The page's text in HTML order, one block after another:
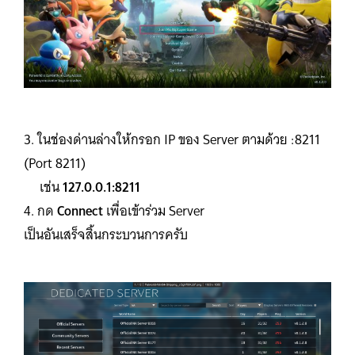
3. ในช่องด่านล่างให้กรอก IP ของ Server ตามด้วย :8211
(Port 8211)
เช่น127.0.0.1:8211
4. กดConnectเพื่อเข้าร่วม Server
เป็นอันเสร็จสิ้นกระบวนการครับ